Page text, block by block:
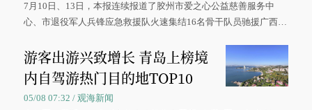
7月10日、13日，本报连续报道了胶州市爱之心公益慈善服务中
心、市退役军人兵锋应急救援队火速集结16名骨干队员驰援广西灾
游客出游兴致增长 青岛上榜境
内自驾游热门目的地TOP10
05/08 07:32 / 观海新闻